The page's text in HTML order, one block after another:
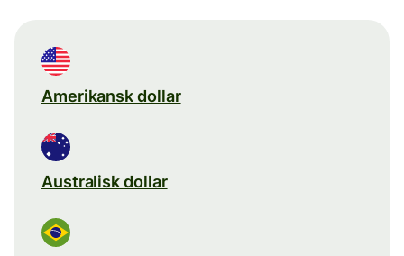
Amerikansk dollar
Australisk dollar